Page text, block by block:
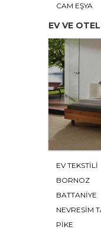
CAM EŞYA
EV VE
EV TEKSTİLİ
BORNOZ
BATTANIYE
NEVRESIM
PIKE